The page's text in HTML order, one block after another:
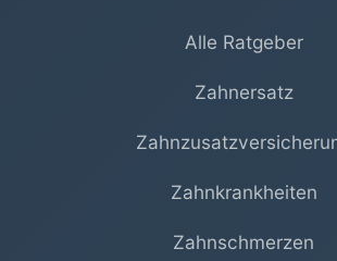
Alle Ratgeber
Zahnersatz
Zahnkrankheiten
Zahnschmerzen